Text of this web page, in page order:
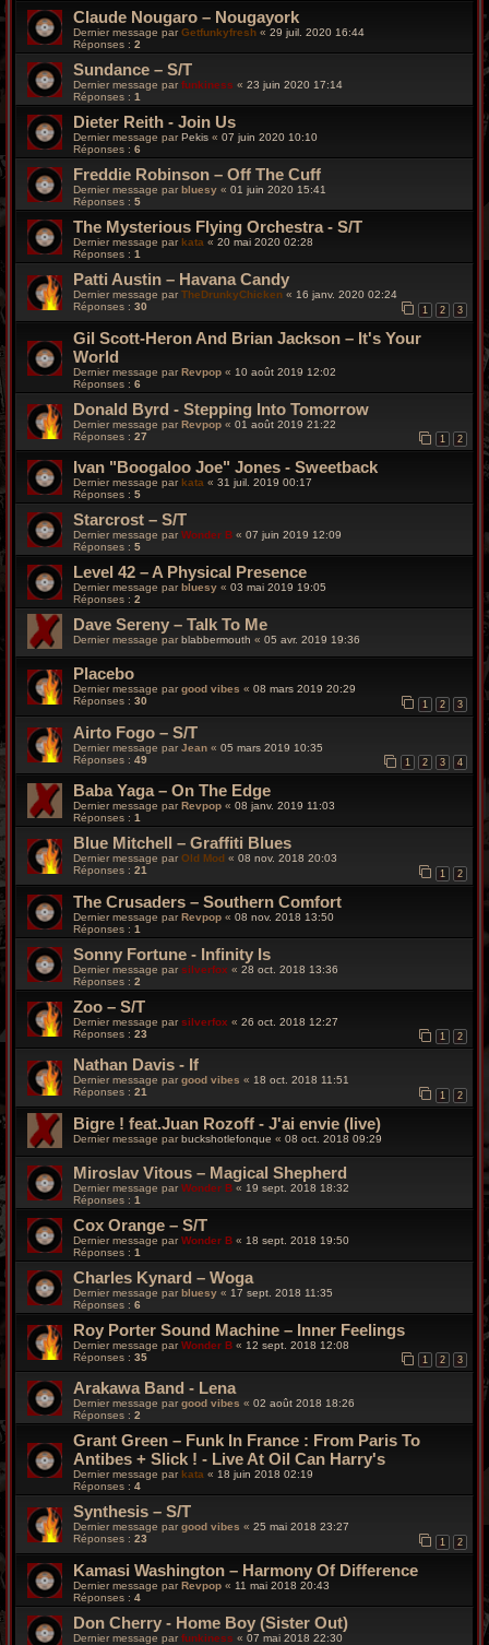
Claude Nougaro – Nougayork
Dernier message parGetfunkyfresh « 29 juil. 2020 16:44
Réponses : 2
Sundance – S/T
Dernier message par funkiness « 23 juin 2020 17:14
Réponses : 1
Dieter Reith - Join Us
Dernier message parPekis « 07 juin 2020 10:10
Réponses : 6
Freddie Robinson – Off The Cuff
Dernier message par bluesy « 01 juin 2020 15:41
Réponses : 5
The Mysterious Flying Orchestra - S/T
Dernier message parkata « 20 mai 2020 02:28
Réponses : 1
Patti Austin – Havana Candy
Dernier message par TheDrunkyChicken « 16 janv. 2020 02:24
Réponses : 30 1 2 3
Gil Scott-Heron And Brian Jackson – It's Your
World
Dernier message par Revpop « 10 août 2019 12:02
Réponses : 6
Donald Byrd - Stepping Into Tomorrow
Dernier message par Revpop « 01 août 2019 21:22
Réponses : 27 1 2
Ivan "Boogaloo Joe" Jones - Sweetback
Dernier message parkata « 31 juil. 2019 00:17
Réponses : 5
Starcrost – S/T
Dernier message par Wonder B « 07 juin 2019 12:09
Réponses : 5
Level 42 – A Physical Presence
Dernier message parbluesy « 03 mai 2019 19:05
Réponses : 2
Dave Sereny – Talk To Me
Dernier message par blabbermouth « 05 avr. 2019 19:36
Placebo
Dernier message pargood vibes « 08 mars 2019 20:29
Réponses : 30 1 2 3
Airto Fogo – S/T
Dernier message par Jean « 05 mars 2019 10:35
Réponses : 49 1 2 3 4
Baba Yaga – On The Edge
Dernier message parRevpop « 08 janv. 2019 11:03
Réponses : 1
Blue Mitchell – Graffiti Blues
Dernier message par Old Mod « 08 nov. 2018 20:03
Réponses : 21 1 2
The Crusaders – Southern Comfort
Dernier message parRevpop « 08 nov. 2018 13:50
Réponses : 1
Sonny Fortune - Infinity Is
Dernier message par silverfox « 28 oct. 2018 13:36
Réponses : 2
Zoo – S/T
Dernier message parsilverfox « 26 oct. 2018 12:27
Réponses : 23 1 2
Nathan Davis - If
Dernier message par good vibes « 18 oct. 2018 11:51
Réponses : 21 1 2
Bigre ! feat.Juan Rozoff - J'ai envie (live)
Dernier message parbuckshotlefonque « 08 oct. 2018 09:29
Miroslav Vitous – Magical Shepherd
Dernier message par Wonder B « 19 sept. 2018 18:32
Réponses : 1
Cox Orange – S/T
Dernier message parWonder B « 18 sept. 2018 19:50
Réponses : 1
Charles Kynard – Woga
Dernier message par bluesy « 17 sept. 2018 11:35
Réponses : 6
Roy Porter Sound Machine – Inner Feelings
Dernier message parWonder B « 12 sept. 2018 12:08
Réponses : 35 1 2 3
Arakawa Band - Lena
Dernier message par good vibes « 02 août 2018 18:26
Réponses : 2
Grant Green – Funk In France : From Paris To
Antibes + Slick ! - Live At Oil Can Harry's
Dernier message par kata « 18 juin 2018 02:19
Réponses : 4
Synthesis – S/T
Dernier message par good vibes « 25 mai 2018 23:27
Réponses : 23 1 2
Kamasi Washington – Harmony Of Difference
Dernier message parRevpop « 11 mai 2018 20:43
Réponses : 4
Don Cherry - Home Boy (Sister Out)
Dernier message par funkiness « 07 mai 2018 22:30